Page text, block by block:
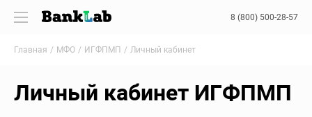
8 (800) 500-28-57
Главная МФО ИГФПМП Личный кабинет
Личный кабинет ИГФПМП